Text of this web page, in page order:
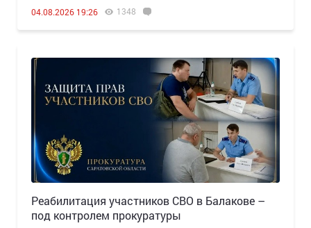
04.08.2026 19:26 1348
Реабилитация участников СВО в Балакове –
под контролем прокуратуры